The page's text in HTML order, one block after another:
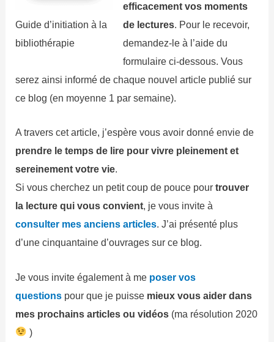
Guide d’initiation à la
bibliothérapie
efficacement vos moments
de lectures. Pour le recevoir,
demandez-le à l’aide du
formulaire ci-dessous. Vous
serez ainsi informé de chaque nouvel article publié sur
ce blog (en moyenne 1 par semaine).
A travers cet article, j’espère vous avoir donné envie de
prendre le temps de lire pour vivre pleinement et
sereinement votre vie.
Si vous cherchez un petit coup de pouce pourtrouver
la lecture qui vous convient, je vous invite à
consulter mes anciens articles. J’ai présenté plus
d’une cinquantaine d’ouvrages sur ce blog.
Je vous invite également à me poser vos
questions pour que je puisse mieux vous aider dans
mes prochains articles ou vidéos (ma résolution 2020
)